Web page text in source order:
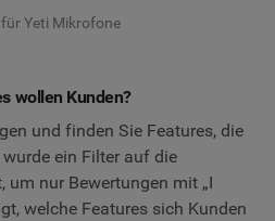
für Yeti Mikrofone
wollen Kunden?
und finden Sie Features, die
ein Filter auf die
um nur Bewertungen mit „I
welche Features sich Kunden